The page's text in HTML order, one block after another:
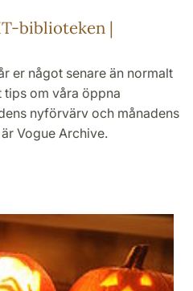
biblioteken |
er något senare än normalt
om våra öppna
nyförvärv och månadens
Vogue Archive.